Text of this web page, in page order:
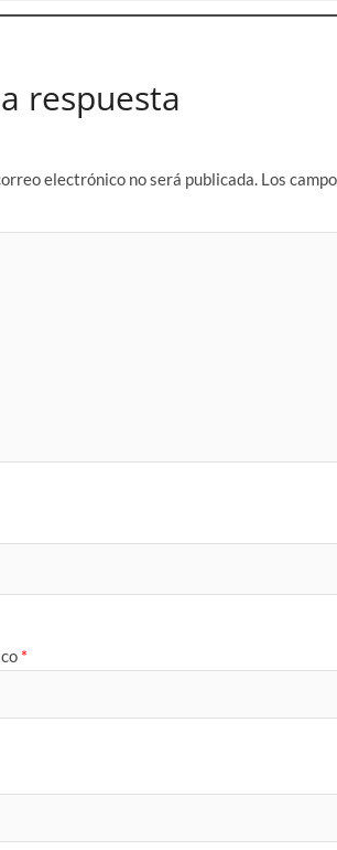
respuesta
electrónico no será publicada. Los
*